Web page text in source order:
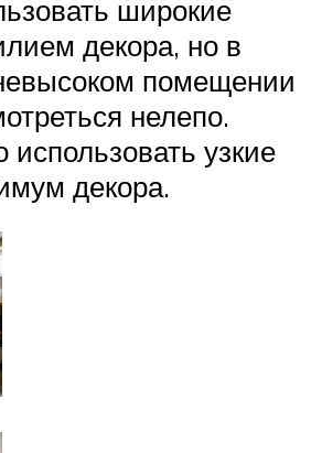
широкие
декора, но в
помещении
нелепо.
узкие
декора.